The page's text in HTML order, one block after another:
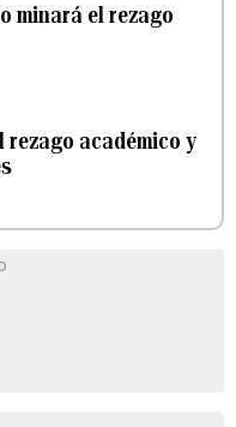
minará el rezago
académico y